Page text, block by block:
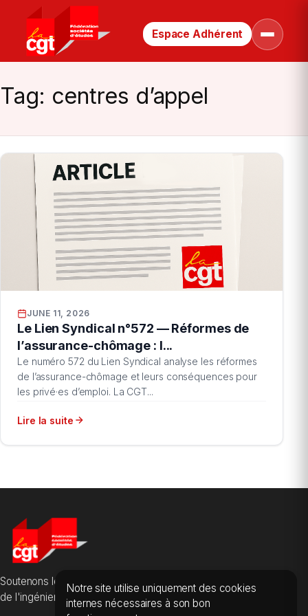
Retour
page
d’accueil
Espace Adhérent
Ouvrir
le
Tag: centres d’appel
JUNE 11, 2026
Le Lien Syndical n°572 — Réformes de
l’assurance-chômage : l...
Le numéro 572 du Lien Syndical analyse les réformes
de l’assurance-chômage et leurs conséquences pour
les privé·es d’emploi. La CGT...
Lire la suite
Soutenons les salarié·es des sociétés d'études, du conseil et
de l'ingénierie.
Notre site utilise uniquement des cookies
internes nécessaires à son bon